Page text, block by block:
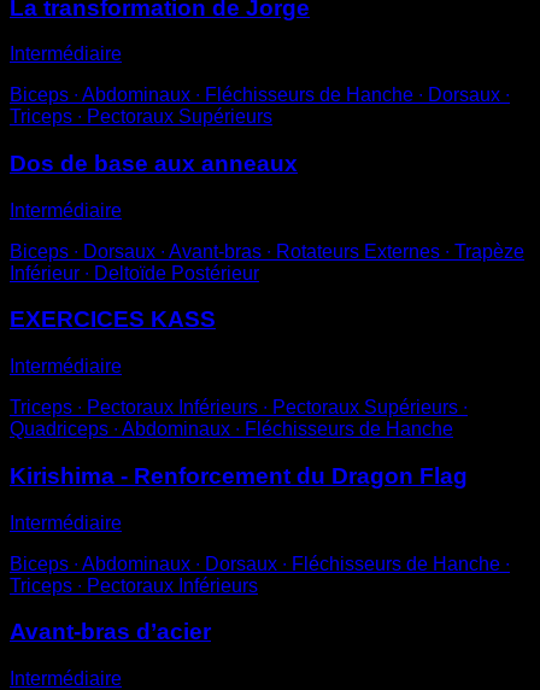
La transformation de Jorge
Intermédiaire
Biceps ∙ Abdominaux ∙ Fléchisseurs de Hanche ∙ Dorsaux ∙
Triceps ∙ Pectoraux Supérieurs
Dos de base aux anneaux
Intermédiaire
Biceps ∙ Dorsaux ∙ Avant-bras ∙ Rotateurs Externes ∙ Trapèze
Inférieur ∙ Deltoïde Postérieur
EXERCICES KASS
Intermédiaire
Triceps ∙ Pectoraux Inférieurs ∙ Pectoraux Supérieurs ∙
Quadriceps ∙ Abdominaux ∙ Fléchisseurs de Hanche
Kirishima - Renforcement du Dragon Flag
Intermédiaire
Biceps ∙ Abdominaux ∙ Dorsaux ∙ Fléchisseurs de Hanche ∙
Triceps ∙ Pectoraux Inférieurs
Avant-bras d’acier
Intermédiaire